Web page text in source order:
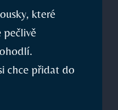
které
pečlivě
chce přidat do